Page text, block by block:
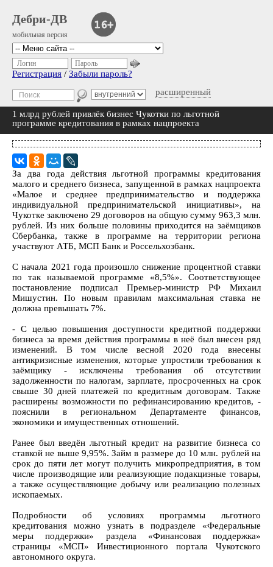
Дебри-ДВ
мобильная версия
расширенный
Логин Пароль
Регистрация / Забыли пароль?
1 млрд рублей привлёк бизнес Чукотки по льготной
программе кредитования в рамках нацпроекта
За два года действия льготной программы кредитования
малого и среднего бизнеса, запущенной в рамках нацпроекта
«Малое и среднее предпринимательство и поддержка
индивидуальной предпринимательской инициативы», на
Чукотке заключено 29 договоров на общую сумму 963,3 млн.
рублей. Из них больше половины приходится на заёмщиков
Сбербанка, также в программе на территории региона
участвуют АТБ, МСП Банк и Россельхозбанк.
С начала 2021 года произошло снижение процентной ставки
по так называемой программе «8,5%». Соответствующее
постановление подписал Премьер-министр РФ Михаил
Мишустин. По новым правилам максимальная ставка не
должна превышать 7%.
- С целью повышения доступности кредитной поддержки
бизнеса за время действия программы в неё был внесен ряд
изменений. В том числе весной 2020 года внесены
антикризисные изменения, которые упростили требования к
заёмщику - исключены требования об отсутствии
задолженности по налогам, зарплате, просроченных на срок
свыше 30 дней платежей по кредитным договорам. Также
расширены возможности по рефинансированию кредитов, -
пояснили в региональном Департаменте финансов,
экономики и имущественных отношений.
Ранее был введён льготный кредит на развитие бизнеса со
ставкой не выше 9,95%. Займ в размере до 10 млн. рублей на
срок до пяти лет могут получить микропредприятия, в том
числе производящие или реализующие подакцизные товары,
а также осуществляющие добычу или реализацию полезных
ископаемых.
Подробности об условиях программы льготного
кредитования можно узнать в подразделе «Федеральные
меры поддержки» раздела «Финансовая поддержка»
страницы «МСП» Инвестиционного портала Чукотского
автономного округа.